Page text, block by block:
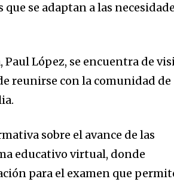
se adaptan a las
López, se encuentra de
reunirse con la comunidad de
sobre el avance de las
educativo virtual, donde
para el examen que